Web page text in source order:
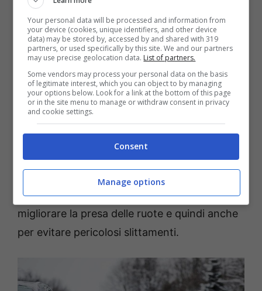
procedimento ben più veloce e comodo
rispetto a quello delle catene.
Prima di tutto, è bene specificare che le calze
da nevedevono essere omologate, quindi
conformi alla norma. Composte in poliestere,
esse aumentano l’aderenza tra la ruota e il
fondo stradale innevato e consentono di
muoversi sopra di esso senza alcun
problema. Le calze da neve
vanno montate in
caso di presenza di neve sulla stradaper
migliorare la presa delle ruote e quindi anche
per evitare pericolosi slittamenti.
Your personal data will be processed and information from
your device (cookies, unique identifiers, and other device
data) may be stored by, accessed by and shared with 319
partners, or used specifically by this site. We and our partners
may use precise geolocation data. List of partners.
Some vendors may process your personal data on the basis
of legitimate interest, which you can object to by managing
your options below. Look for a link at the bottom of this page
or in the site menu to manage or withdraw consent in privacy
and cookie settings.
Consent
Manage options